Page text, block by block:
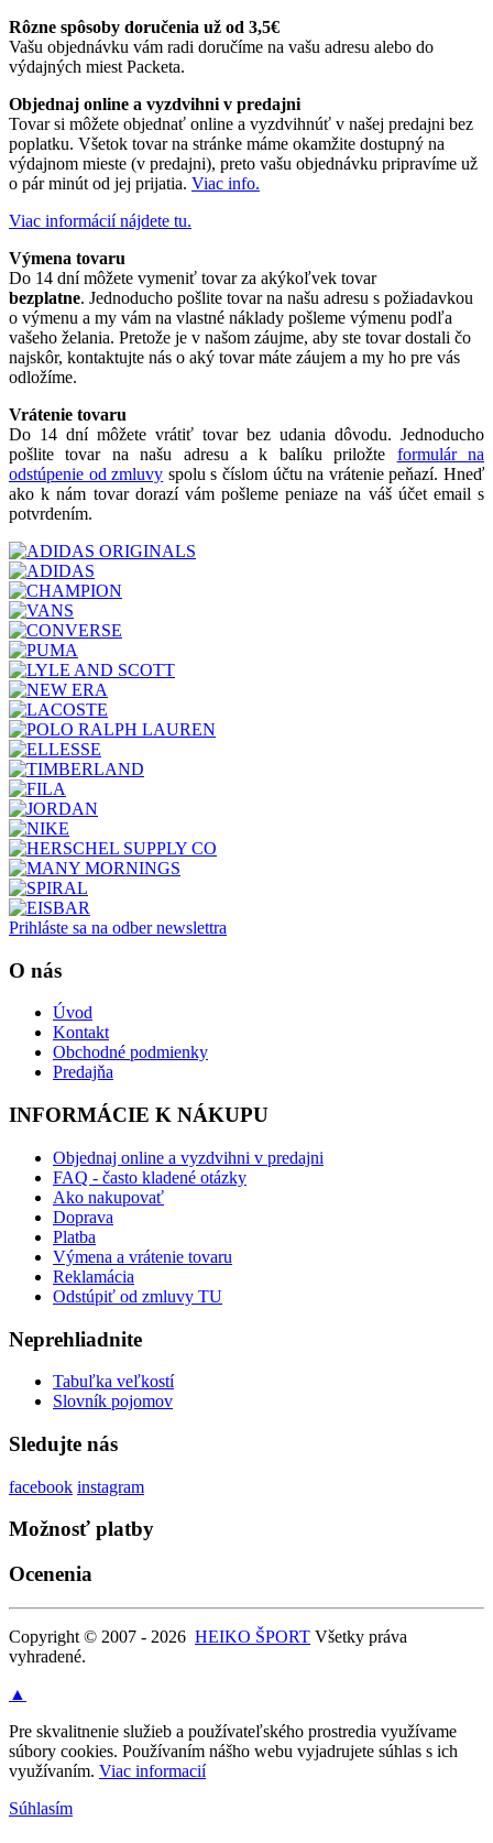
Rôzne spôsoby doručenia už od 3,5€
Vašu objednávku vám radi doručíme na vašu adresu alebo do
výdajných miest Packeta.
Objednaj online a vyzdvihni v predajni
Tovar si môžete objednať online a vyzdvihnúť v našej predajni bez
poplatku. Všetok tovar na stránke máme okamžite dostupný na
výdajnom mieste (v predajni), preto vašu objednávku pripravíme už
o pár minút od jej prijatia. Viac info.
Viac informácií nájdete tu.
Výmena tovaru
Do 14 dní môžete vymeniť tovar za akýkoľvek tovar
bezplatne. Jednoducho pošlite tovar na našu adresu s požiadavkou
o výmenu a my vám na vlastné náklady pošleme výmenu podľa
vašeho želania. Pretože je v našom záujme, aby ste tovar dostali čo
najskôr, kontaktujte nás o aký tovar máte záujem a my ho pre vás
odložíme.
Vrátenie tovaru
Do 14 dní môžete vrátiť tovar bez udania dôvodu. Jednoducho
pošlite tovar na našu adresu a k balíku priložte formulár na
odstúpenie od zmluvy spolu s číslom účtu na vrátenie peňazí. Hneď
ako k nám tovar dorazí vám pošleme peniaze na váš účet email s
potvrdením.
Prihláste sa na odber newslettra
O nás
Úvod
Kontakt
Obchodné podmienky
Predajňa
INFORMÁCIE K NÁKUPU
Objednaj online a vyzdvihni v predajni
FAQ - často kladené otázky
Ako nakupovať
Doprava
Platba
Výmena a vrátenie tovaru
Reklamácia
Odstúpiť od zmluvy TU
Neprehliadnite
Tabuľka veľkostí
Slovník pojomov
Sledujte nás
facebook instagram
Možnosť platby
Ocenenia
Copyright © 2007 - 2026 HEIKO ŠPORT Všetky práva
vyhradené.
▲
Pre skvalitnenie služieb a používateľského prostredia využívame
súbory cookies. Používaním nášho webu vyjadrujete súhlas s ich
využívaním. Viac informacií
Súhlasím